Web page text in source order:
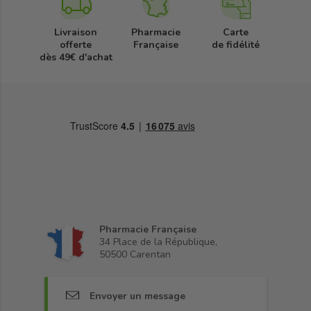
Livraison
offerte
dès 49€ d'achat
Pharmacie
Française
Carte
de fidélité
Pharmacie Française
34 Place de la République,
50500 Carentan
Envoyer un message